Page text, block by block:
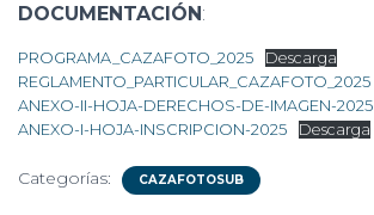
DOCUMENTACIÓN:
PROGRAMA_CAZAFOTO_2025
Descarga
REGLAMENTO_PARTICULAR_CAZAFOTO_2025
ANEXO-II-HOJA-DERECHOS-DE-IMAGEN-2025
ANEXO-I-HOJA-INSCRIPCION-2025
Descarga
Categorías: CAZAFOTOSUB